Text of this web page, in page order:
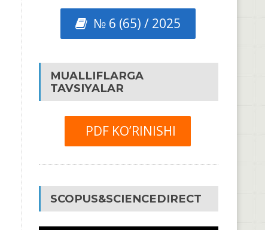
№ 6 (65) / 2025
MUALLIFLARGA
TAVSIYALAR
PDF KO’RINISHI
SCOPUS&SCIENCEDIRECT